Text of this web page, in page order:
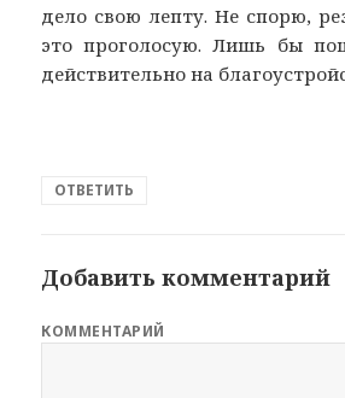
дело свою лепту. Не спорю,
это проголосую. Лишь бы
действительно на
ОТВЕТИТЬ
Добавить комментарий
КОММЕНТАРИЙ